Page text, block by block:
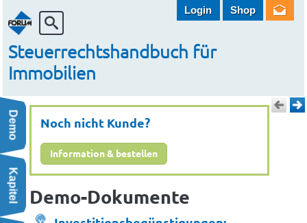
Steuerrechtshandbuch für
Immobilien
Login Shop
Energieträger – Investitionsfreibetrag | Fachbeitrag
gem § 30 Abs 3 und 4 EStG | Schriftsatzmuster
Demo
Kapitel
Noch nicht Kunde?
Information & bestellen
Demo-Dokumente